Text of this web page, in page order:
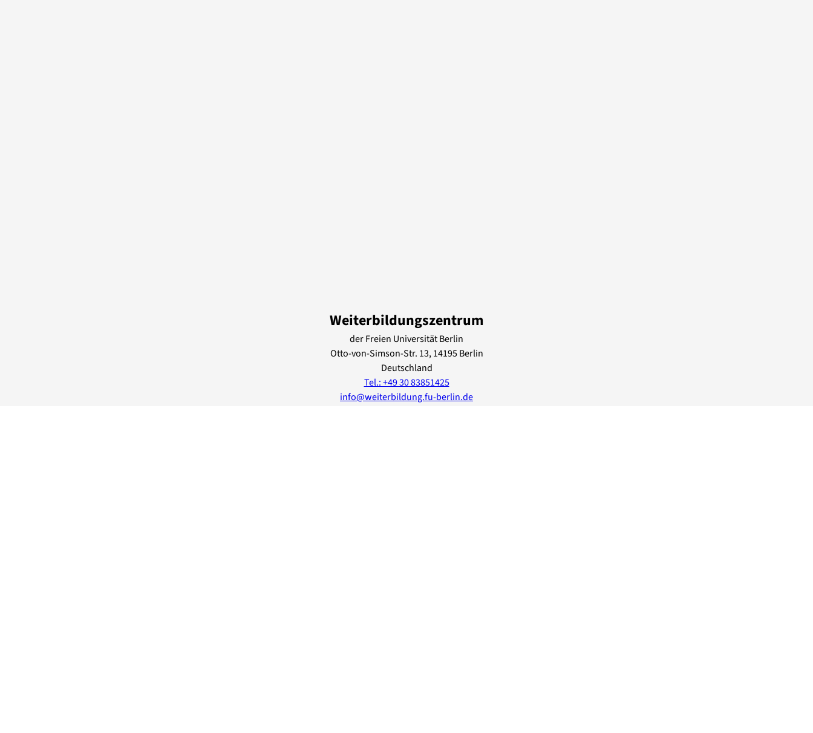
Weiterbildungszentrum
der Freien Universität Berlin
Otto-von-Simson-Str. 13, 14195Berlin
Deutschland
Tel.: +49 30 83851425
info@weiterbildung.fu-berlin.de